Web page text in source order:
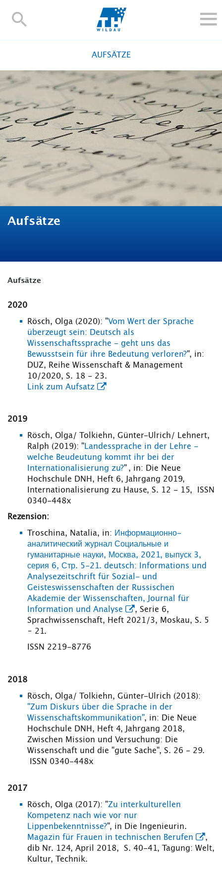
TH-
STUDIEREN UND WEITERBILDEN
FORSCHUNG UND TRANSFER
HOCHSCHULE
INTERNATIONAL
BESCHÄFTIGTE
Blogs Kontakt und Anfahrt Webmail Moodle
TH Online-Portal Personensuche English
AUFSÄTZE
Aufsätze
Aufsätze
2020
Rösch, Olga (2020): "Vom Wert der Sprache
überzeugt sein: Deutsch als
Wissenschaftssprache - geht uns das
Bewusstsein für ihre Bedeutung verloren?", in:
DUZ, Reihe Wissenschaft & Management
10/2020, S. 18 - 23.
Link zum Aufsatz
2019
Rösch, Olga/ Tolkiehn, Günter-Ulrich/ Lehnert,
Ralph (2019): "Landessprache in der Lehre -
welche Beudeutung kommt ihr bei der
Internationalisierung zu?" , in: Die Neue
Hochschule DNH, Heft 6, Jahrgang 2019,
Internationalisierung zu Hause, S. 12 - 15, ISSN
0340-448x
Rezension:
Troschina, Natalia, in: Информационно-
аналитический журнал Социальные и
гуманитарные науки, Москва, 2021, выпуск 3,
серия 6, Стр. 5-21. deutsch: Informations und
Analysezeitschrift für Sozial- und
Geisteswissenschaften der Russischen
Akademie der Wissenschaften, Journal für
Information und Analyse
, Serie 6,
Sprachwissenschaft, Heft 2021/3, Moskau, S. 5
– 21.
ISSN 2219-8776
2018
Rösch, Olga/ Tolkiehn, Günter-Ulrich (2018):
"Zum Diskurs über die Sprache in der
Wissenschaftskommunikation", in: Die Neue
Hochschule DNH, Heft 4, Jahrgang 2018,
Zwischen Mission und Versuchung: Die
Wissenschaft und die "gute Sache", S. 26 - 29.
ISSN 0340-448x
2017
Rösch, Olga (2017): "Zu interkulturellen
Kompetenz nach wie vor nur
Lippenbekenntnisse?", in Die Ingenieurin.
Magazin für Frauen in technischen Berufen
,
dib Nr. 124, April 2018, S. 40-41, Tagung: Welt,
Kultur, Technik.